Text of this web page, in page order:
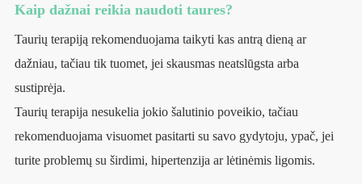
Kaip dažnai reikia naudoti taures?
Taurių terapiją rekomenduojama taikyti kas antrą dieną ar
dažniau, tačiau tik tuomet, jei skausmas neatslūgsta arba
sustiprėja.
Taurių terapija nesukelia jokio šalutinio poveikio, tačiau
rekomenduojama visuomet pasitarti su savo gydytoju, ypač, jei
turite problemų su širdimi, hipertenzija ar lėtinėmis ligomis.